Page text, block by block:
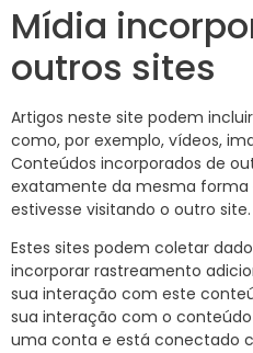
Mídia
outros sites
Artigos neste site podem
como, por exemplo, vídeos,
Conteúdos incorporados de
exatamente da mesma forma
estivesse visitando o outro site.
Estes sites podem coletar
incorporar rastreamento
sua interação com este
sua interação com o
uma conta e está conectado